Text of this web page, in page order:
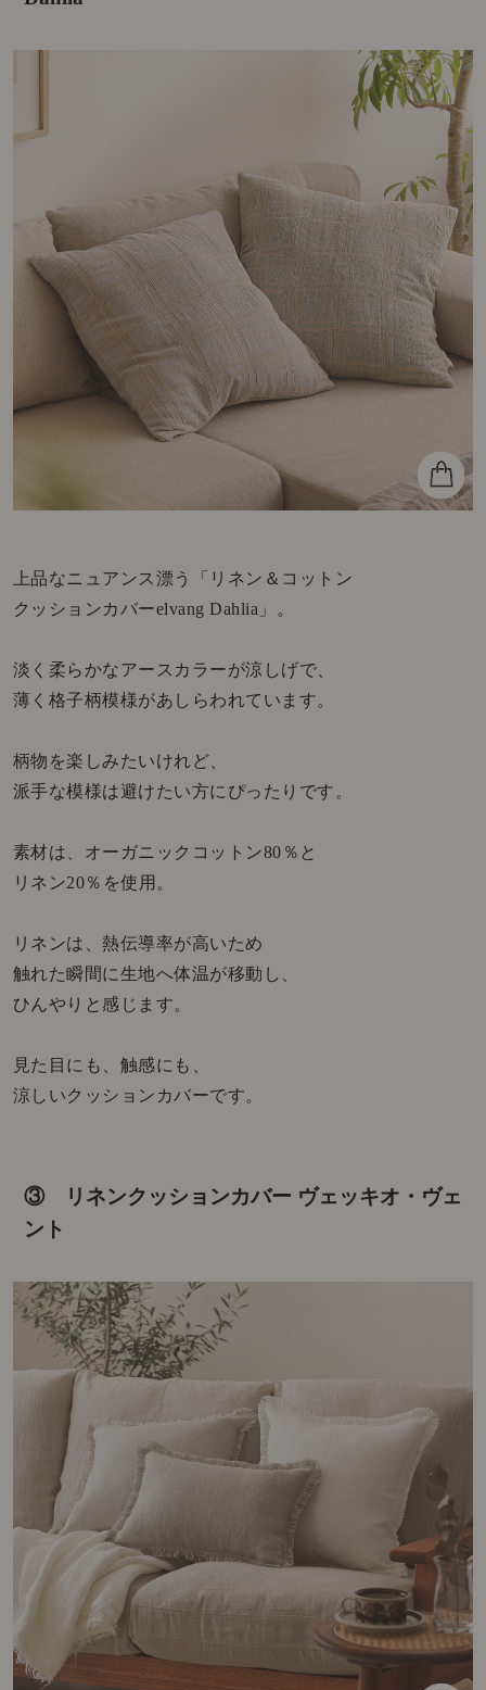
上品なニュアンス漂う「リネン＆コットン
クッションカバーelvang Dahlia」。
淡く柔らかなアースカラーが涼しげで、
薄く格子柄模様があしらわれています。
柄物を楽しみたいけれど、
派手な模様は避けたい方にぴったりです。
素材は、オーガニックコットン80％と
リネン20％を使用。
リネンは、熱伝導率が高いため
触れた瞬間に生地へ体温が移動し、
ひんやりと感じます。
見た目にも、触感にも、
涼しいクッションカバーです。
③ リネンクッションカバー ヴェッキオ・ヴェ
ント